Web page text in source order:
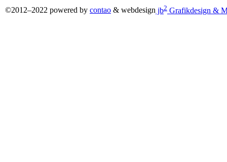
©2012–2022 powered by contao & webdesign jb2 Grafikdesign &